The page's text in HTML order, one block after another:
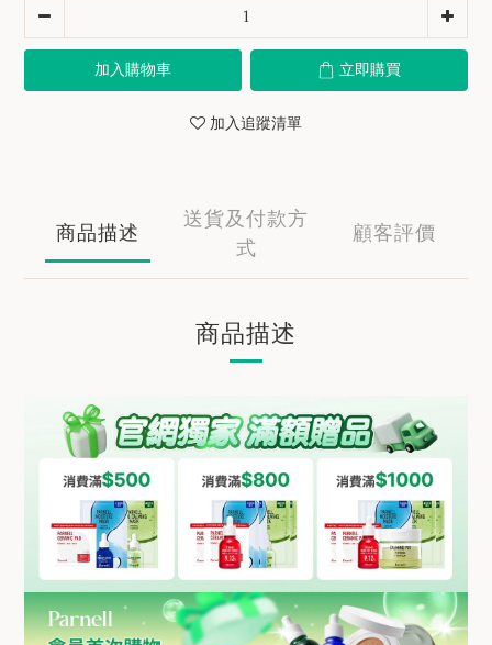
加入購物車 立即購買
加入追蹤清單
商品描述
送貨及付款方
式
顧客評價
商品描述